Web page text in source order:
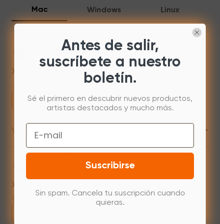
Mac Windows Linux
Mac 10.13 or newer
XPPenMac_4.0.18_260723
Descargar
Versión anterior +
Mac 10.12~14.2
XPPenMac_3.4.15_240313
Apr 15,2024 PM 18:05
Antes de salir,
suscríbete a nuestro
boletín.
Sé el primero en descubrir nuevos productos,
artistas destacados y mucho más.
Email
Suscribirse
Sin spam. Cancela tu suscripción cuando
quieras.